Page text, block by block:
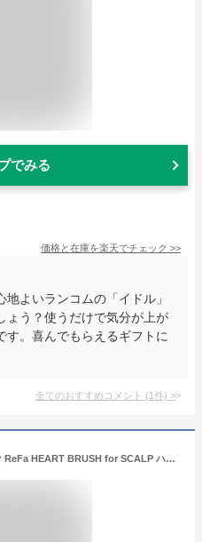
でみる
価格と在庫を楽天でチェック >>
よいランコムの「イドル」
ょう？使うだけで気分が上が
す。喜んでもらえるギフトに
全てのおすすめコメント (1件) >
正規品・本物保証 新品 リファ ReFa HEART BRUSH for SCALP ハート ブラシ スカルプ 指圧代用器 ギフト プレゼント ヘアブラシ ヘアケア コスメ ビューティー マッサージ 頭皮ケア ヘッドスパ 防水 レディース グッズ